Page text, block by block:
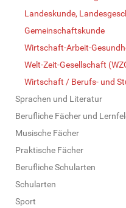
Landeskunde,
Gemeinschaftskunde
Wirtschaft-Arbeit-
Welt-Zeit-Gesellschaft
Wirtschaft / Berufs- und
Sprachen und Literatur
Berufliche Fächer und
Musische Fächer
Praktische Fächer
Berufliche Schularten
Schularten
Sport